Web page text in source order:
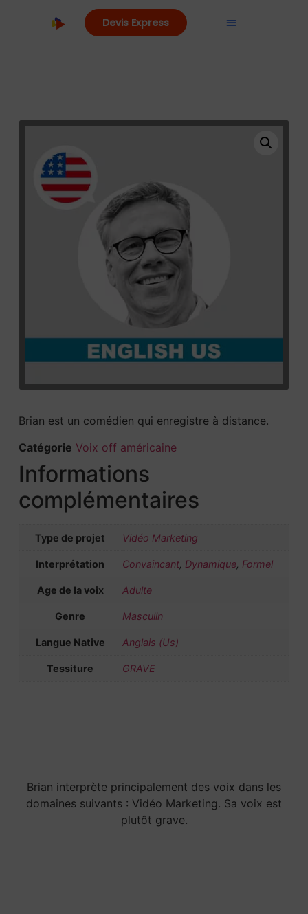
Devis Express
Brian est un comédien qui enregistre à distance.
Catégorie Voix off américaine
Informations
complémentaires
Type de projet Vidéo Marketing
Interprétation Convaincant, Dynamique, Formel
Age de la voix Adulte
Genre Masculin
Langue Native Anglais (Us)
Tessiture GRAVE
Brian interprète principalement des voix dans les
domaines suivants : Vidéo Marketing. Sa voix est
plutôt grave.